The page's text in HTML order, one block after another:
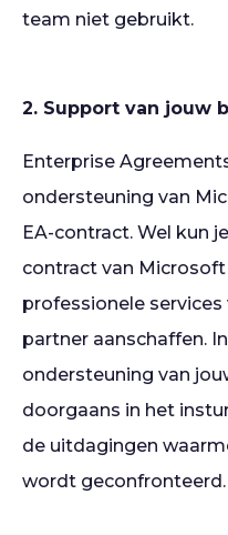
team niet gebruikt.
2. Support van jouw
Enterprise
ondersteuning van
EA-contract. Wel kun
contract van
professionele
partner aanschaffen.
ondersteuning van
doorgaans in het
de uitdagingen
wordt geconfronteerd.